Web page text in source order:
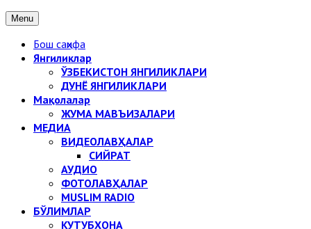
Menu
Бош саҳифа
Янгиликлар
ЎЗБЕКИСТОН ЯНГИЛИКЛАРИ
ДУНЁ ЯНГИЛИКЛАРИ
Мақолалар
ЖУМА МАВЪИЗАЛАРИ
МЕДИА
ВИДЕОЛАВҲАЛАР
СИЙРАТ
АУДИО
ФОТОЛАВҲАЛАР
MUSLIM RADIO
БЎЛИМЛАР
КУТУБХОНА